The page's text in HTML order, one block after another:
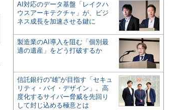
AI対応のデータ基盤「レイクハ
ウスアーキテクチャ」が、ビジ
ネス成長を加速させる鍵に
製造業のAI導入を阻む「個別最
適の遺産」をどう打破するか
信託銀行の“雄”が目指す「セキュ
リティ・バイ・デザイン」。高
度化するサイバー脅威を先回り
して封じ込める極意とは